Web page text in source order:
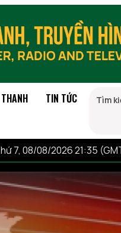
TIN TỨC
7, 08/08/2026 21:35